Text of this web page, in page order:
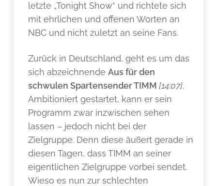
letzte „Tonight Show“ und richtete sich
mit ehrlichen und offenen Worten an
NBC und nicht zuletzt an seine Fans.
Zurück in Deutschland, geht es um das
sich abzeichnendeAus für den
schwulen Spartensender TIMM[14:07].
Ambitioniert gestartet, kann er sein
Programm zwar inzwischen sehen
lassen – jedoch nicht bei der
Zielgruppe. Denn diese äußert gerade in
diesen Tagen, dass TIMM an seiner
eigentlichen Zielgruppe vorbei sendet.
Wieso es nun zur schlechten